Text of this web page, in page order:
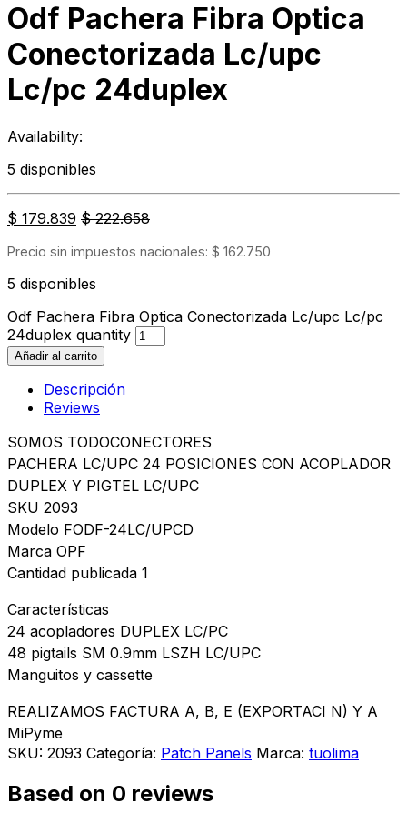
Odf Pachera Fibra Optica
Conectorizada Lc/upc
Lc/pc 24duplex
Availability:
5 disponibles
$ 179.839 $222.658
Precio sin impuestos nacionales: $ 162.750
5 disponibles
Odf Pachera Fibra Optica Conectorizada Lc/upc Lc/pc
24duplex quantity
Añadir al carrito
Descripción
Reviews
SOMOS TODOCONECTORES
PACHERA LC/UPC 24 POSICIONES CON ACOPLADOR
DUPLEX Y PIGTEL LC/UPC
SKU 2093
Modelo FODF-24LC/UPCD
Marca OPF
Cantidad publicada 1
Características
24 acopladores DUPLEX LC/PC
48 pigtails SM 0.9mm LSZH LC/UPC
Manguitos y cassette
REALIZAMOS FACTURA A, B, E (EXPORTACI N) Y A
MiPyme
SKU: 2093 Categoría: Patch Panels Marca: tuolima
Based on 0 reviews